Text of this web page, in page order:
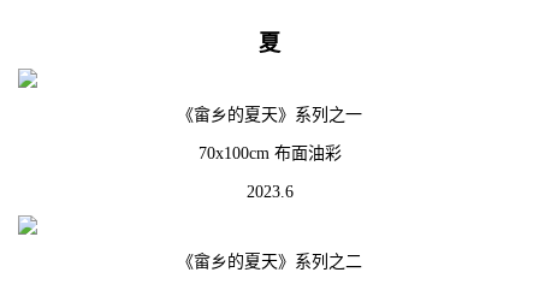
夏
《畲乡的夏天》系列之一
70x100cm 布面油彩
2023.6
《畲乡的夏天》系列之二